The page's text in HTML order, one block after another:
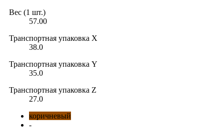
Вес (1 шт.)
57.00
Транспортная упаковка X
38.0
Транспортная упаковка Y
35.0
Транспортная упаковка Z
27.0
коричневый
-